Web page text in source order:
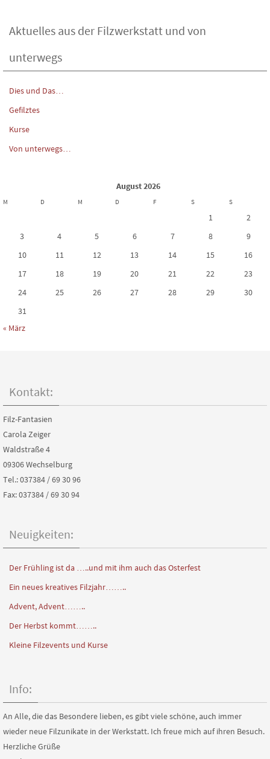
Aktuelles aus der Filzwerkstatt und von
unterwegs
Dies und Das…
Gefilztes
Kurse
Von unterwegs…
August 2026
M D M D F S S
1
2
3
4 5 6 7 8
9
10
11 12 13 14 15
16
17
18 19 20 21 22
23
24
25 26 27 28 29
30
31
« März
Kontakt:
Filz-Fantasien
Carola Zeiger
Waldstraße 4
09306 Wechselburg
Tel.: 037384 / 69 30 96
Fax: 037384 / 69 30 94
Neuigkeiten:
Der Frühling ist da …..und mit ihm auch das Osterfest
Ein neues kreatives Filzjahr……..
Advent, Advent……..
Der Herbst kommt……..
Kleine Filzevents und Kurse
Info:
An Alle, die das Besondere lieben, es gibt viele schöne, auch immer
wieder neue Filzunikate in der Werkstatt. Ich freue mich auf ihren Besuch.
Herzliche Grüße